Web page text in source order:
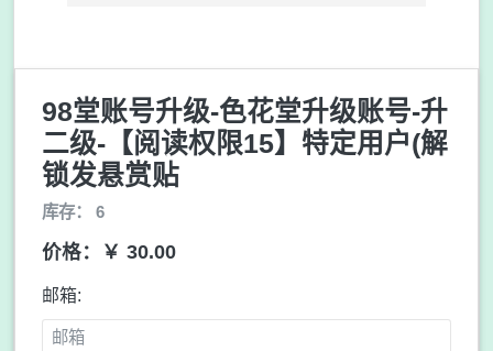
98堂账号升级-色花堂升级账号-升
二级-【阅读权限15】特定用户(解
锁发悬赏贴
库存： 6
价格：￥ 30.00
邮箱: